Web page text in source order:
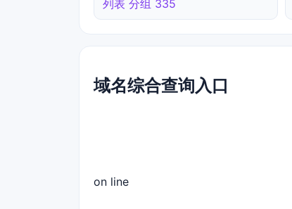
列表 分组 335
域名综合查询入口
on line